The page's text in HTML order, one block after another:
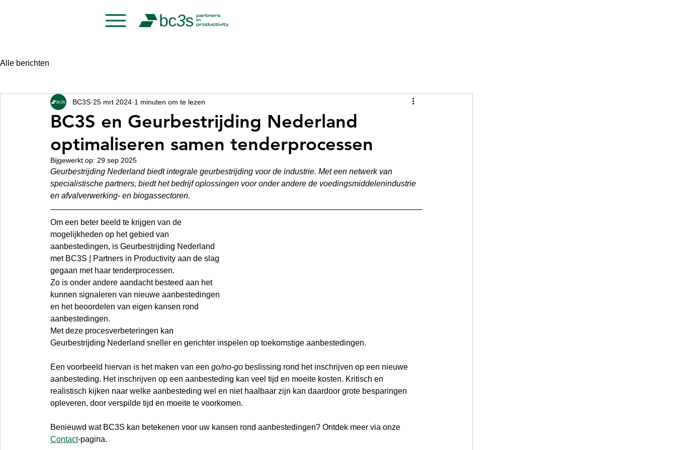
Alle berichten
BC3S en Geurbestrijding Nederland
optimaliseren samen tenderprocessen
BC3S 25 mrt 2024 1 minuten om te lezen
Bijgewerkt op: 29 sep 2025
Geurbestrijding Nederland biedt integrale geurbestrijding voor de industrie. Met een netwerk van
specialistische partners, biedt het bedrijf oplossingen voor onder andere de voedingsmiddelenindustrie
en afvalverwerking- en biogassectoren.
Om een beter beeld te krijgen van de
mogelijkheden op het gebied van
aanbestedingen, is Geurbestrijding Nederland
met BC3S | Partners in Productivity aan de slag
gegaan met haar tenderprocessen.
Zo is onder andere aandacht besteed aan het
kunnen signaleren van nieuwe aanbestedingen
en het beoordelen van eigen kansen rond
aanbestedingen.
Met deze procesverbeteringen kan
Geurbestrijding Nederland sneller en gerichter inspelen op toekomstige aanbestedingen.
Een voorbeeld hiervan is het maken van een go/no-go beslissing rond het inschrijven op een nieuwe
aanbesteding. Het inschrijven op een aanbesteding kan veel tijd en moeite kosten. Kritisch en
realistisch kijken naar welke aanbesteding wel en niet haalbaar zijn kan daardoor grote besparingen
opleveren, door verspilde tijd en moeite te voorkomen.
Benieuwd wat BC3S kan betekenen voor uw kansen rond aanbestedingen? Ontdek meer via onze
Contact-pagina.